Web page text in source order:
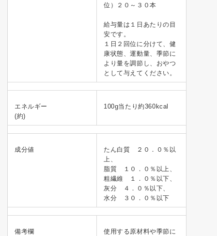
位）２０～３０本
給与量は１日あたりの目
安です。
１日２回位に分けて、健
康状態、運動量、季節に
より量を調節し、おやつ
として与えてください。
エネルギー
(約)
100g当たり約360kcal
成分値
たん白質 ２０．０％以
上、
脂質 １０．０％以上、
粗繊維 １．０％以下、
灰分 ４．０％以下、
水分 ３０．０％以下
備考欄
使用する原材料や季節に